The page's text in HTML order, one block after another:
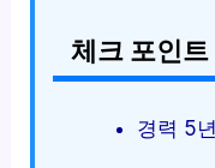
체크 포인트
경력 5